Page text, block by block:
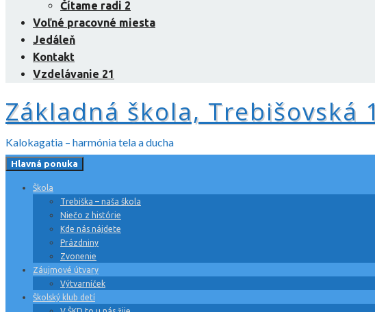
Čítame radi 2
Voľné pracovné miesta
Jedáleň
Kontakt
Vzdelávanie 21
Základná škola, Trebišovská
Kalokagatia – harmónia tela a ducha
Hlavná ponuka
Škola
Trebiška – naša škola
Niečo z histórie
Kde nás nájdete
Prázdniny
Zvonenie
Záujmové útvary
Výtvarníček
Školský klub detí